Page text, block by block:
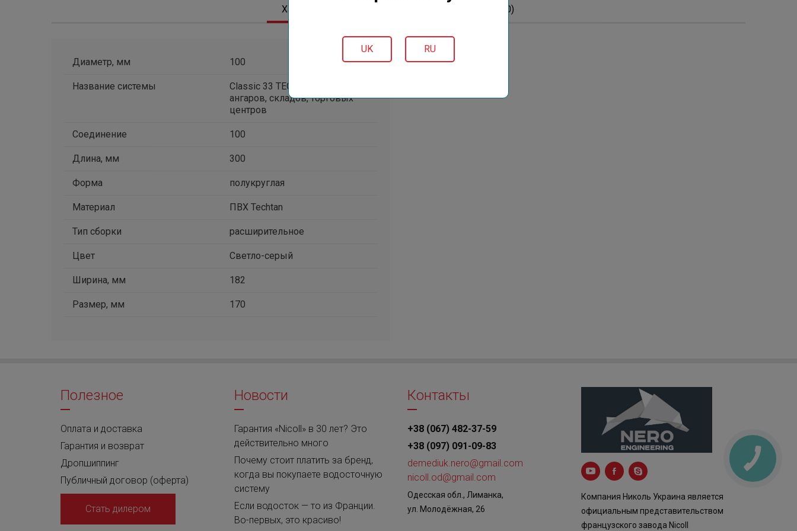
UK RU
Характеристики Отзывов (0)
Диаметр, мм 100
Название системы
Classic 33 TECHTAN® - для
ангаров, складов, торговых
центров
Соединение 100
Длина, мм 300
Форма полукруглая
Материал ПВХ Techtan
Тип сборки расширительное
Цвет Светло-серый
Ширина, мм 182
Размер, мм 170
Полезное
Оплата и доставка
Гарантия и возврат
Дропшиппинг
Публичный договор (оферта)
Стать дилером
Новости
Гарантия «Nicoll» в 30 лет? Это
действительно много
Почему стоит платить за бренд,
когда вы покупаете водосточную
систему
Если водосток — то из Франции.
Во-первых, это красиво!
Контакты
+38 (067) 482-37-59
+38 (097) 091-09-83
demediuk.nero@gmail.com
nicoll.od@gmail.com
Одесская обл., Лиманка,
ул. Молодёжная, 26
Компания Николь Украина является
официальным представительством
французского завода Nicoll